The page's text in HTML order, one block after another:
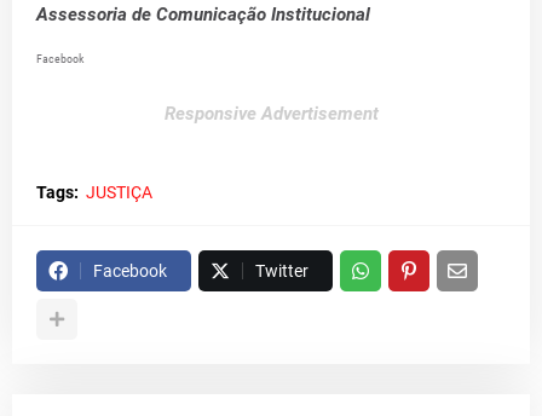
Assessoria de Comunicação Institucional
Facebook
Responsive Advertisement
Tags: JUSTIÇA
Facebook Twitter